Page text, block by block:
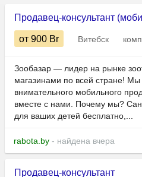
Продавец-консультант
от 900 Br Витебск
Зообазар — лидер на рынке
магазинами по всей стране!
внимательного мобильного
вместе с нами. Почему мы?
для ваших детей бесплатно,...
rabota.by - найдена вчера
Продавец-консультант